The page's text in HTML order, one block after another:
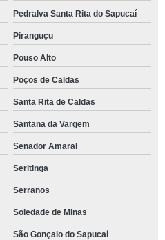
Pedralva Santa Rita do Sapucaí
Piranguçu
Pouso Alto
Poços de Caldas
Santa Rita de Caldas
Santana da Vargem
Senador Amaral
Seritinga
Serranos
Soledade de Minas
São Gonçalo do Sapucaí